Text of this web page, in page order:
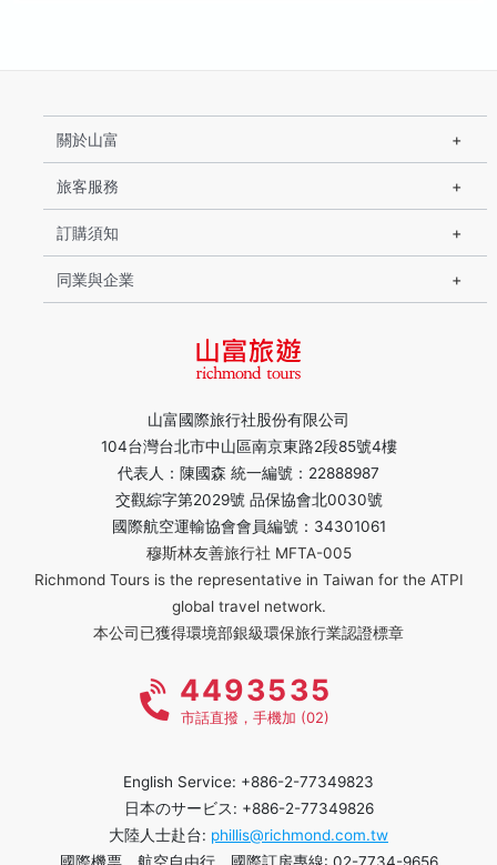
山富國際旅行社股份有限公司
104台灣台北市中山區南京東路2段85號4樓
代表人：陳國森 統一編號：22888987
交觀綜字第2029號 品保協會北0030號
國際航空運輸協會會員編號：34301061
穆斯林友善旅行社 MFTA-005
Richmond Tours is the representative in Taiwan for the ATPI
global travel network.
本公司已獲得環境部銀級環保旅行業認證標章
關於山富
旅客服務
訂購須知
同業與企業
4493535
市話直撥，手機加 (02)
English Service: +886-2-77349823
日本のサービス: +886-2-77349826
大陸人士赴台: phillis@richmond.com.tw